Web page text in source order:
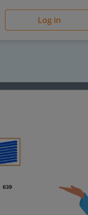
Log in